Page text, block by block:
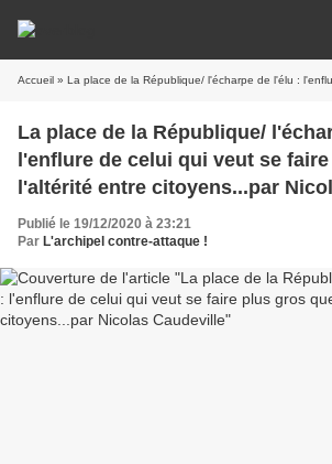
Accueil » La place de la République/ l'écharpe de l'élu : l'enflure de celui qui veut se faire plus gros
La place de la République/
l'enflure de celui qui veut se
l'altérité entre citoyens...par
Publié le 19/12/2020 à 23:21
Par L'archipel contre-attaque !